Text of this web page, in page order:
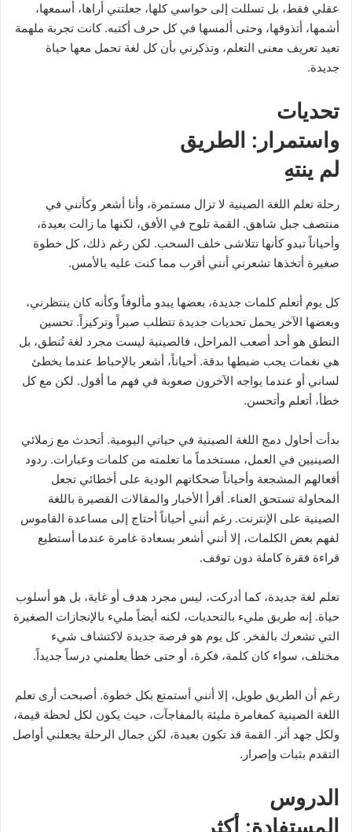
عقلي فقط، بل تسللت إلى حواسي كلها، جعلتني أراها، أسمعها،
أشمها، أتذوقها، وحتى ألمسها في كل حرف أكتبه. كانت تجربة ملهمة
تعيد تعريف معنى التعلم، وتذكرني بأن كل لغة تحمل معها حياة
جديدة.
تحديات
واستمرار: الطريق
لم ينتهِ
رحلة تعلم اللغة الصينية لا تزال مستمرة، وأنا أشعر وكأنني في
منتصف جبل شاهق. القمة تلوح في الأفق، لكنها ما زالت بعيدة،
وأحياناً تبدو كأنها تتلاشى خلف السحب. لكن رغم ذلك، كل خطوة
صغيرة أتخذها تشعرني أنني أقرب مما كنت عليه بالأمس.
كل يوم أتعلم كلمات جديدة، بعضها يبدو مألوفاً وكأنه كان ينتظرني،
وبعضها الآخر يحمل تحديات جديدة تتطلب صبراً وتركيزاً. تحسين
النطق هو أحد أصعب المراحل، فالصينية ليست مجرد لغة تُنطق، بل
هي نغمات يجب ضبطها بدقة. أحياناً، أشعر بالإحباط عندما يخطئ
لساني أو عندما يواجه الآخرون صعوبة في فهم ما أقول. لكن مع كل
خطأ، أتعلم وأتحسن.
بدأت أحاول دمج اللغة الصينية في حياتي اليومية. أتحدث مع زملائي
الصينيين في العمل، مستخدماً ما تعلمته من كلمات وعبارات. ردود
أفعالهم المشجعة وأحياناً ضحكاتهم الودية على أخطائي تجعل
المحاولة تستحق العناء. أقرأ الأخبار والمقالات القصيرة باللغة
الصينية على الإنترنت. رغم أنني أحياناً أحتاج إلى مساعدة القاموس
لفهم بعض الكلمات، إلا أنني أشعر بسعادة غامرة عندما أستطيع
قراءة فقرة كاملة دون توقف.
تعلم لغة جديدة، كما أدركت، ليس مجرد هدف أو غاية، بل هو أسلوب
حياة. إنه طريق مليء بالتحديات، لكنه أيضاً مليء بالإنجازات الصغيرة
التي تشعرك بالفخر. كل يوم هو فرصة جديدة لاكتشاف شيء
مختلف، سواء كان كلمة، فكرة، أو حتى خطأ يعلمني درساً جديداً.
رغم أن الطريق طويل، إلا أنني أستمتع بكل خطوة. أصبحت أرى تعلم
اللغة الصينية كمغامرة مليئة بالمفاجآت، حيث يكون لكل لحظة قيمة،
ولكل جهد أثر. القمة قد تكون بعيدة، لكن جمال الرحلة يجعلني أواصل
التقدم بثبات وإصرار.
الدروس